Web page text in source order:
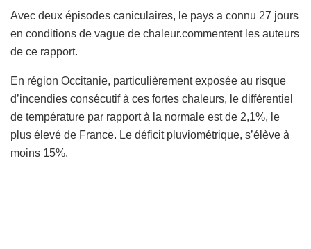
Avec deux épisodes caniculaires, le pays a connu 27 jours
en conditions de vague de chaleur.commentent les auteurs
de ce rapport.
En région Occitanie, particulièrement exposée au risque
d’incendies consécutif à ces fortes chaleurs, le différentiel
de température par rapport à la normale est de 2,1%, le
plus élevé de France. Le déficit pluviométrique, s’élève à
moins 15%.